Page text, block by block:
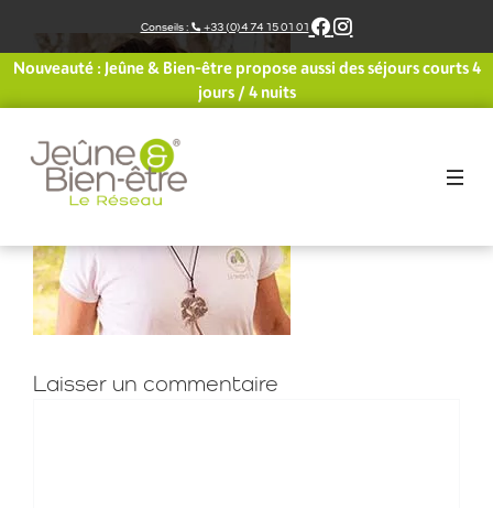
contenu
Conseils : +33 (0)4 74 15 01 01
Nouveauté : Jeûne & Bien-être propose aussi des séjours courts 4
jours / 4 nuits
Laisser un commentaire